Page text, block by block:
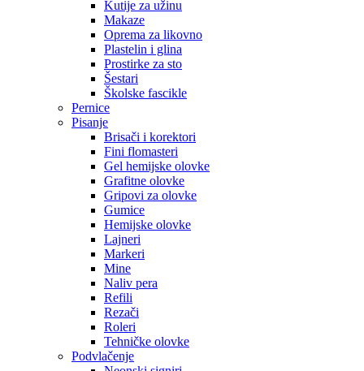
Kutije za užinu
Makaze
Oprema za likovno
Plastelin i glina
Prostirke za sto
Šestari
Školske fascikle
Pernice
Pisanje
Brisači i korektori
Fini flomasteri
Gel hemijske olovke
Grafitne olovke
Gripovi za olovke
Gumice
Hemijske olovke
Lajneri
Markeri
Mine
Naliv pera
Refili
Rezači
Roleri
Tehničke olovke
Podvlačenje